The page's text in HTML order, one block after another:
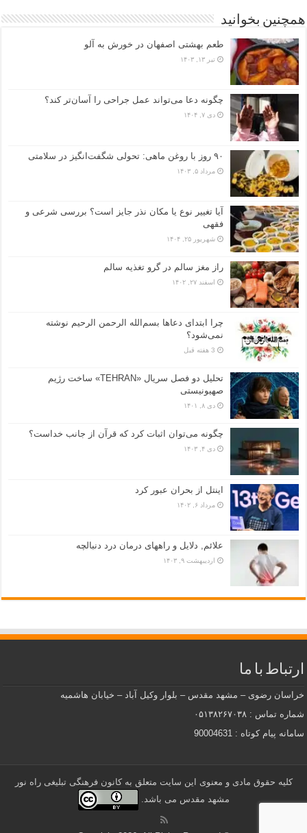
همچنین بخوانید
طعم بهشتی اصفهان در خورش به آلو
تیر ۱۳, ۱۴۰۳
چگونه دعا می‌تواند عمل جراحی را آسان‌تر کند؟
دی ۷, ۱۴۰۴
۹۰ روز با روغن ماهی: تحولی شگفت‌انگیز در سلامتی
مرداد ۵, ۱۴۰۳
آیا تغییر نوع یا مکان نذر جایز است؟ بررسی شرعی و
فقهی
شهریور ۲۵, ۱۴۰۴
راز مغز سالم در گرو تغذیه سالم
اسفند ۲۷, ۱۴۰۲
چرا ابتدای دعاها بسم‌الله الرحمن الرحیم نوشته
نمی‌شود؟
3 هفته قبل
تحلیل دو فصل سریال «TEHRAN» ساخت رژیم
صهیونیستی
دی ۸, ۱۴۰۱
چگونه می‌توان اثبات کرد که قرآن از جانب خداست؟
دی ۴, ۱۴۰۳
اینتل از بحران عبور کرد
مرداد ۶, ۱۴۰۲
علائم, دلایل و راههای درمان درد دنبالچه
اردیبهشت ۹, ۱۴۰۳
ارتباط با ما
خراسان رضوی – مشهد مقدس – بلوار وکیل آباد – خیابان هاشمیه
شماره تماس : ۰۵۱۳۸۲۶۷۰۳۸
سامانه پیام کوتاه : 90004631
کلیه حقوق مادی و معنوی این سایت متعلق به کانون فرهنگی تبلیغی راه نور
مشهد مقدس می باشد.